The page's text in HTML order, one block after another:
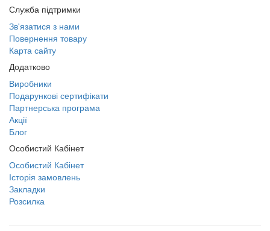
Служба підтримки
Зв'язатися з нами
Повернення товару
Карта сайту
Додатково
Виробники
Подарункові сертифікати
Партнерська програма
Акції
Блог
Особистий Кабінет
Особистий Кабінет
Історія замовлень
Закладки
Розсилка